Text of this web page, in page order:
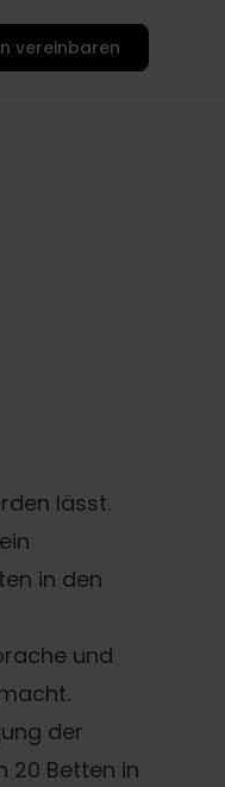
vereinbaren
lässt.
in den
und
der
20 Betten in